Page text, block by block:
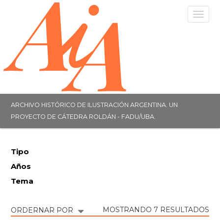
ARCHIVO HISTÓRICO DE ILUSTRACIÓN ARGENTINA. UN
PROYECTO DE CÁTEDRA ROLDÁN - FADU/UBA.
Tipo
Años
Tema
ORDERNAR POR MOSTRANDO 7 RESULTADOS